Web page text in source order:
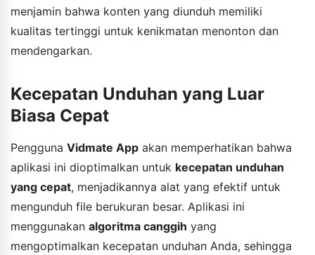
menjamin bahwa konten yang diunduh memiliki
kualitas tertinggi untuk kenikmatan menonton dan
mendengarkan.
Kecepatan Unduhan yang Luar
Biasa Cepat
Pengguna Vidmate App akan memperhatikan bahwa
aplikasi ini dioptimalkan untuk kecepatan unduhan
yang cepat, menjadikannya alat yang efektif untuk
mengunduh file berukuran besar. Aplikasi ini
menggunakan algoritma canggih yang
mengoptimalkan kecepatan unduhan Anda, sehingga